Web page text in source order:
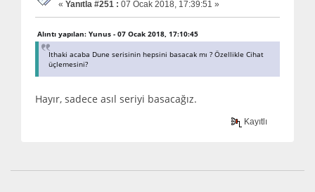
« Yanıtla #251 : 07 Ocak 2018, 17:39:51 »
Alıntı yapılan: Yunus - 07 Ocak 2018, 17:10:45
Ithaki acaba Dune serisinin hepsini basacak mı ? Özellikle Cihat
üçlemesini?
Hayır, sadece asıl seriyi basacağız.
Kayıtlı